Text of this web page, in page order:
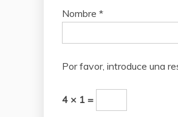
Nombre *
Por favor, introduce una
4 × 1 =